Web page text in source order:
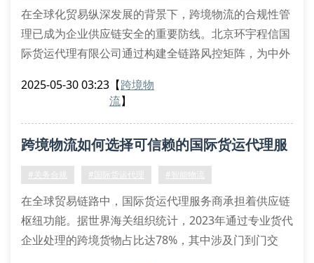
在全球化贸易纵深发展的背景下，跨境物流的合规性管
理已成为企业供应链安全的重要防线。北京环宇程信国
际货运代理有限公司通过构建全链路风控矩阵，为中外
的定制化解决方案。
输条款的适用性选择直接影响清关时效与成本核算。常
见痛点包括hs编码归类偏差、原产地证明签发瑕疵、特
2025-05-30 03:23 【跨境物
流】
跨境物流如何选择可信赖的国际货运代理服
务商？
#关务合规 #国际货运代理 #智能物流
在全球贸易链路中，国际货运代理服务商承担着供应链
枢纽功能。据世界海关组织统计，2023年通过专业货代
企业处理的跨境货物占比达78%，其中涉及门到门交